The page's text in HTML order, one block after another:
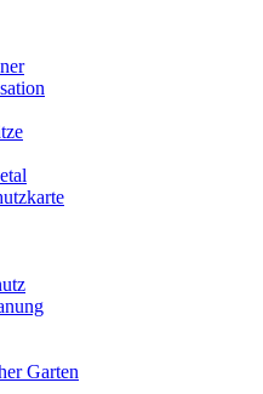
Garten